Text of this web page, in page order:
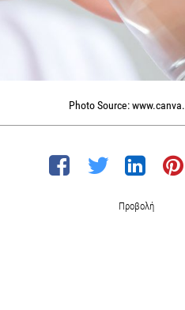
Photo Source:
Προβολή